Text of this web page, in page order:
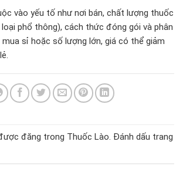
vào yếu tố như nơi bán, chất lượng thuốc
phổ thông), cách thức đóng gói và phân
mua sỉ hoặc số lượng lớn, giá có thể giảm
đăng trong Thuốc Lào. Đánh dấu trang